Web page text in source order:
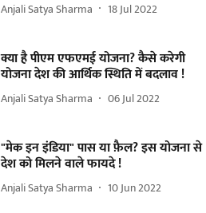
Anjali Satya Sharma 18 Jul 2022
क्या है पीएम एफएमई योजना? कैसे करेगी
योजना देश की आर्थिक स्थिति में बदलाव !
Anjali Satya Sharma 06 Jul 2022
"मेक इन इंडिया" पास या फ़ैल? इस योजना से
देश को मिलने वाले फायदे !
Anjali Satya Sharma 10 Jun 2022